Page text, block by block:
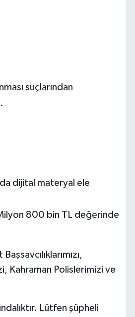
suçlarından
dijital materyal ele
800 bin TL değerinde
Kahraman Polislerimizi ve
Lütfen şüpheli